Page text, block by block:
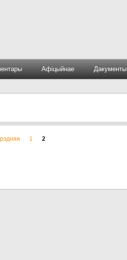
Афіцыйнае Дакументы
1 2